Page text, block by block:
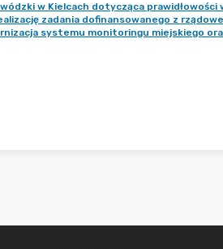
w Kielcach dotycząca
zadania dofinansowanego z
systemu monitoringu miejskiego